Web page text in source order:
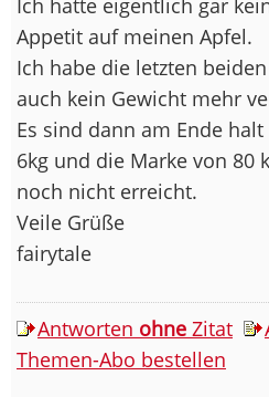
Ich hatte eigentlich gar
Appetit auf meinen Apfel.
Ich habe die letzten
auch kein Gewicht mehr
Es sind dann am Ende
6kg und die Marke von 80
noch nicht erreicht.
Veile Grüße
fairytale
Antworten ohne Zitat
Themen-Abo bestellen